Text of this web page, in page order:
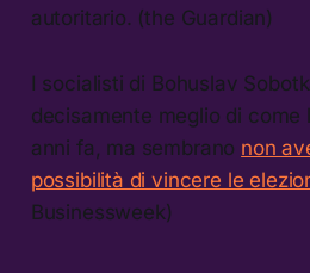
autoritario. (the Guardian)
I socialisti di Bohuslav
decisamente meglio di come
anni fa, ma sembrano non
possibilità di vincere le
Businessweek)